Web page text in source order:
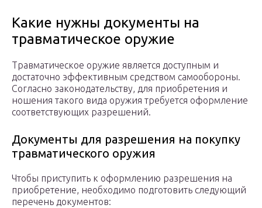
Какие нужны документы на
травматическое оружие
Травматическое оружие является доступным и
достаточно эффективным средством самообороны.
Согласно законодательству, для приобретения и
ношения такого вида оружия требуется оформление
соответствующих разрешений.
Документы для разрешения на покупку
травматического оружия
Чтобы приступить к оформлению разрешения на
приобретение, необходимо подготовить следующий
перечень документов: